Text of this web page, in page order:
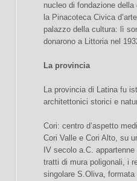
nucleo di fondazione
la Pinacoteca Civica
palazzo della cultura: lì
donarono a Littoria nel
La provincia
La provincia di Latina fu
architettonici storici e
Cori: centro d’aspetto
Cori Valle e Cori Alto, su
IV secolo a.C.
tratti di mura poligonali, i
singolare S.Oliva,